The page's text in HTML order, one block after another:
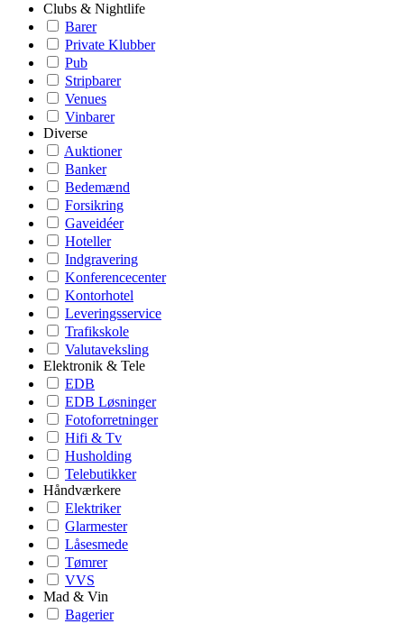
Clubs & Nightlife
Barer
Private Klubber
Pub
Stripbarer
Venues
Vinbarer
Diverse
Auktioner
Banker
Bedemænd
Forsikring
Gaveidéer
Hoteller
Indgravering
Konferencecenter
Kontorhotel
Leveringsservice
Trafikskole
Valutaveksling
Elektronik & Tele
EDB
EDB Løsninger
Fotoforretninger
Hifi & Tv
Husholding
Telebutikker
Håndværkere
Elektriker
Glarmester
Låsesmede
Tømrer
VVS
Mad & Vin
Bagerier